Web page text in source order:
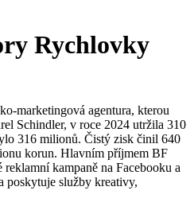
Rychlovky
marketingová agentura, kterou
Schindler, v roce 2024 utržila 310
316 milionů. Čistý zisk činil 640
korun. Hlavním příjmem BF
kampaně na Facebooku a
poskytuje služby kreativy,